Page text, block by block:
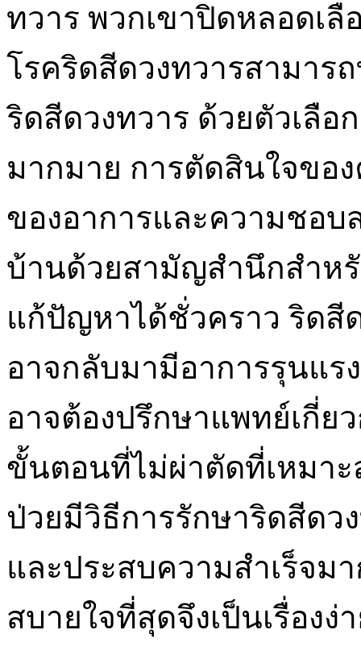
ทวาร พวกเขาปิดหลอดเลื
โรคริดสีดวงทวารสามาร
ริดสีดวงทวาร ด้วยตัวเลือ
มากมาย การตัดสินใจขอ
ของอาการและความชอ
บ้านด้วยสามัญสำนึกสำหรั
แก้ปัญหาได้ชั่วคราว ริดสี
อาจกลับมามีอาการรุนแ
อาจต้องปรึกษาแพทย์เกี่ย
ขั้นตอนที่ไม่ผ่าตัดที่เหมา
ป่วยมีวิธีการรักษาริดสีดว
และประสบความสำเร็จม
สบายใจที่สุดจึงเป็นเรื่อง